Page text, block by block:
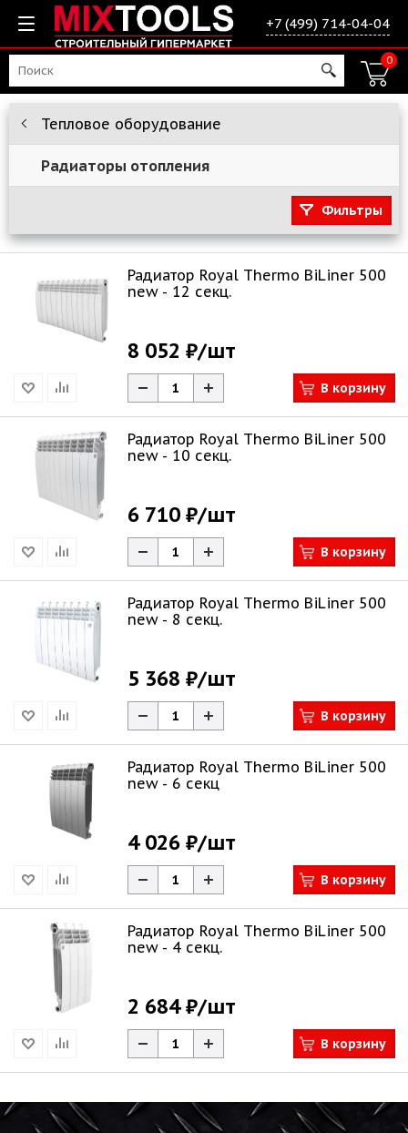
+7 (499) 714-04-04
0
Тепловое оборудование
Радиаторы отопления
Фильтры
Радиатор Royal Thermo BiLiner 500
new - 12 секц.
8 052 ₽/шт
В корзину
Радиатор Royal Thermo BiLiner 500
new - 10 секц.
6 710 ₽/шт
В корзину
Радиатор Royal Thermo BiLiner 500
new - 8 секц.
5 368 ₽/шт
В корзину
Радиатор Royal Thermo BiLiner 500
new - 6 секц
4 026 ₽/шт
В корзину
Радиатор Royal Thermo BiLiner 500
new - 4 секц.
2 684 ₽/шт
В корзину